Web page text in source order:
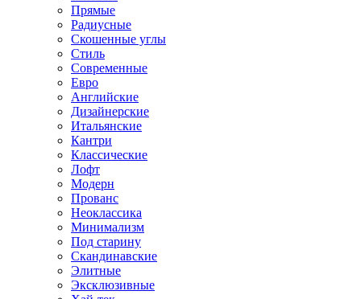
Прямые
Радиусные
Скошенные углы
Стиль
Современные
Евро
Английские
Дизайнерские
Итальянские
Кантри
Классические
Лофт
Модерн
Прованс
Неоклассика
Минимализм
Под старину
Скандинавские
Элитные
Эксклюзивные